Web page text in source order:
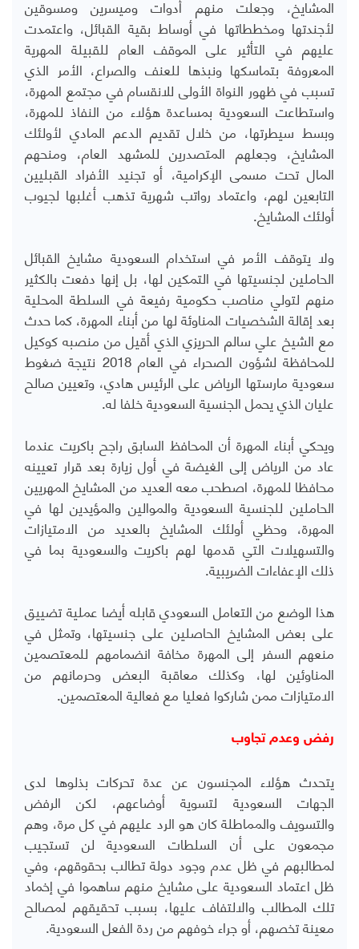
المشايخ، وجعلت منهم أدوات وميسرين ومسوقين
لأجندتها ومخططاتها في أوساط بقية القبائل، واعتمدت
عليهم في التأثير على الموقف العام للقبيلة المهرية
المعروفة بتماسكها ونبذها للعنف والصراع، الأمر الذي
تسبب في ظهور النواة الأولى للانقسام في مجتمع المهرة،
واستطاعت السعودية بمساعدة هؤلاء من النفاذ للمهرة،
وبسط سيطرتها، من خلال تقديم الدعم المادي لأولئك
المشايخ، وجعلهم المتصدرين للمشهد العام، ومنحهم
المال تحت مسمى الإكرامية، أو تجنيد الأفراد القبليين
التابعين لهم، واعتماد رواتب شهرية تذهب أغلبها لجيوب
أولئك المشايخ.
ولا يتوقف الأمر في استخدام السعودية مشايخ القبائل
الحاملين لجنسيتها في التمكين لها، بل إنها دفعت بالكثير
منهم لتولي مناصب حكومية رفيعة في السلطة المحلية
بعد إقالة الشخصيات المناوئة لها من أبناء المهرة، كما حدث
مع الشيخ علي سالم الحريزي الذي أقيل من منصبه كوكيل
للمحافظة لشؤون الصحراء في العام 2018 نتيجة ضغوط
سعودية مارستها الرياض على الرئيس هادي، وتعيين صالح
عليان الذي يحمل الجنسية السعودية خلفا له.
ويحكي أبناء المهرة أن المحافظ السابق راجح باكريت عندما
عاد من الرياض إلى الغيضة في أول زيارة بعد قرار تعيينه
محافظا للمهرة، اصطحب معه العديد من المشايخ المهريين
الحاملين للجنسية السعودية والموالين والمؤيدين لها في
المهرة، وحظي أولئك المشايخ بالعديد من الامتيازات
والتسهيلات التي قدمها لهم باكريت والسعودية بما في
ذلك الإعفاءات الضريبية.
هذا الوضع من التعامل السعودي قابله أيضا عملية تضييق
على بعض المشايخ الحاصلين على جنسيتها، وتمثل في
منعهم السفر إلى المهرة مخافة انضمامهم للمعتصمين
المناوئين لها، وكذلك معاقبة البعض وحرمانهم من
الامتيازات ممن شاركوا فعليا مع فعالية المعتصمين.
رفض وعدم تجاوب
يتحدث هؤلاء المجنسون عن عدة تحركات بذلوها لدى
الجهات السعودية لتسوية أوضاعهم، لكن الرفض
والتسويف والمماطلة كان هو الرد عليهم في كل مرة، وهم
مجمعون على أن السلطات السعودية لن تستجيب
لمطالبهم في ظل عدم وجود دولة تطالب بحقوقهم، وفي
ظل اعتماد السعودية على مشايخ منهم ساهموا في إخماد
تلك المطالب والالتفاف عليها، بسبب تحقيقهم لمصالح
معينة تخصهم، أو جراء خوفهم من ردة الفعل السعودية.